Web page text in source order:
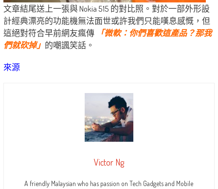
文章結尾送上一張與 Nokia 515 的對比照。對於一部外形設
計經典漂亮的功能機無法面世或許我們只能嘆息感慨，但
這絕對符合早前網友瘋傳
「微軟：你們喜歡這產品？那我
們就砍掉」 的嘲諷笑話。
來源
Victor Ng
A friendly Malaysian who has passion on Tech Gadgets and Mobile